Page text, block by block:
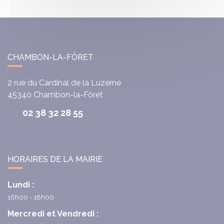
CHAMBON-LA-FÔRET
2 rue du Cardinal de la Luzerne
45340 Chambon-la-Fôret
02 38 32 28 55
HORAIRES DE LA MAIRIE
Lundi :
16h00 - 18h00
Mercredi et Vendredi :